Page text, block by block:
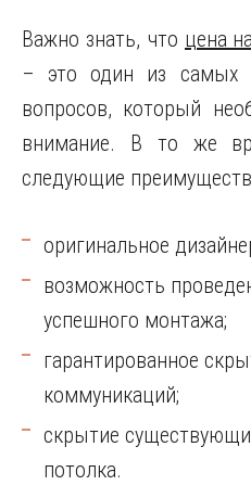
Важно знать, что цена
– это один из самых
вопросов, который
внимание. В то же
следующие
оригинальное
возможность
успешного монтажа;
гарантированное
коммуникаций;
скрытие
потолка.